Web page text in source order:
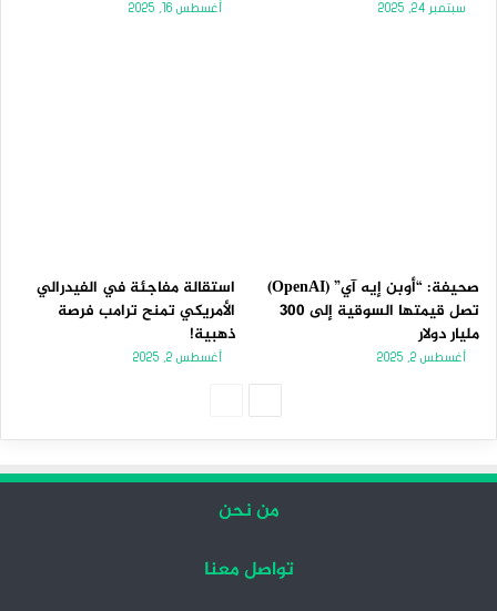
سبتمبر 24, 2025 أغسطس 16, 2025
صحيفة: “أوبن إيه آي” (OpenAI)
تصل قيمتها السوقية إلى 300
مليار دولار
أغسطس 2, 2025
استقالة مفاجئة في الفيدرالي
الأمريكي تمنح ترامب فرصة
ذهبية!
أغسطس 2, 2025
من نحن
تواصل معنا